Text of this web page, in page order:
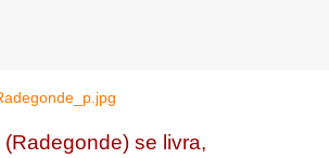
(Radegonde) se livra,